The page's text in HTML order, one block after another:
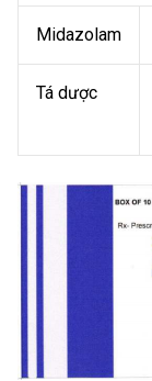
Midazolam
Tá dược